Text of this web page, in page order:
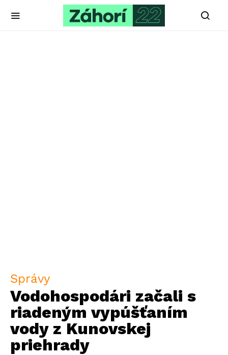
Správy
Vodohospodári začali s
riadeným vypúšťaním
vody z Kunovskej
priehrady